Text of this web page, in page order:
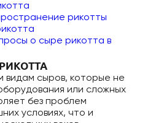
рикотты
о сыре рикотта в
видам сыров, которые не
или сложных
без проблем
условиях, что и